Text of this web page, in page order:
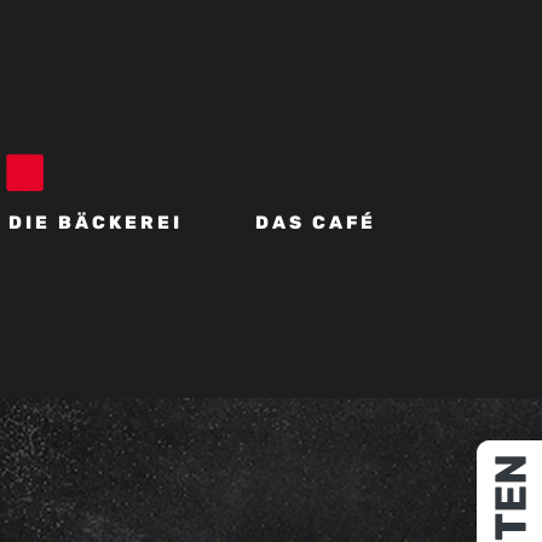
DIE BÄCKEREI DAS CAFÉ